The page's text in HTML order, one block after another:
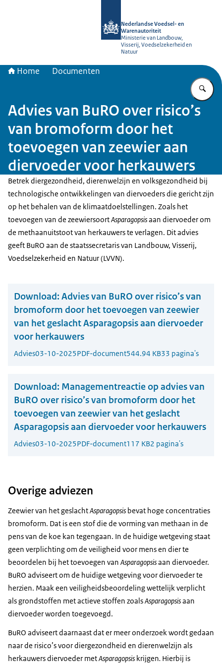
Nederlandse Voedsel- en
Warenautoriteit
Ministerie van Landbouw,
Visserij, Voedselzekerheid en
Natuur
Home Documenten
Advies van BuRO over risico’s
van bromoform door het
toevoegen van zeewier aan
diervoeder voor herkauwers
Betrek diergezondheid, dierenwelzijn en volksgezondheid bij
technologische ontwikkelingen van diervoeders die gericht zijn
op het behalen van de klimaatdoelstellingen. Zoals het
toevoegen van de zeewiersoortAsparagopsisaan diervoeder om
de methaanuitstoot van herkauwers te verlagen. Dit advies
geeft BuRO aan de staatssecretaris van Landbouw, Visserij,
Voedselzekerheid en Natuur (LVVN).
Download: Advies van BuRO over risico’s van
bromoform door het toevoegen van zeewier
van het geslacht Asparagopsis aan diervoeder
voor herkauwers
Advies03-10-2025PDF-document544.94 KB33 pagina's
Download: Managementreactie op advies van
BuRO over risico’s van bromoform door het
toevoegen van zeewier van het geslacht
Asparagopsis aan diervoeder voor herkauwers
Advies03-10-2025PDF-document117 KB2 pagina's
Overige adviezen
Zeewier van het geslachtAsparagopsis bevat hoge concentraties
bromoform. Dat is een stof die de vorming van methaan in de
pens van de koe kan tegengaan. In de huidige wetgeving staat
geen verplichting om de veiligheid voor mens en dier te
beoordelen bij het toevoegen van Asparagopsisaan diervoeder.
BuRO adviseert om de huidige wetgeving voor diervoeder te
herzien. Maak een veiligheidsbeoordeling wettelijk verplicht
als grondstoffen met actieve stoffen zoalsAsparagopsisaan
diervoeder worden toegevoegd.
BuRO adviseert daarnaast dat er meer onderzoek wordt gedaan
naar de risico’s voor diergezondheid en dierenwelzijn als
herkauwers diervoeder metAsparagopsis krijgen. Hierbij is